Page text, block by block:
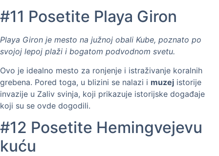
#11 Posetite Playa Giron
Playa Giron je mesto na južnoj obali Kube, poznato po
svojoj lepoj plaži i bogatom podvodnom svetu.
Ovo je idealno mesto za ronjenje i istraživanje koralnih
grebena. Pored toga, u blizini se nalazi i muzej istorije
invazije u Zaliv svinja, koji prikazuje istorijske događaje
koji su se ovde dogodili.
#12 Posetite Hemingvejevu
kuću